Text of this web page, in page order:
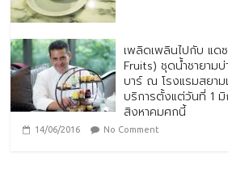
เพลิดเพลินไปกับ แ
Fruits) ชุดน้ำชายามบ่
บาร์ ณ โรงแรมสยา
บริการตั้งแต่วันที่ 1
สิงหาคมศกนี้
14/06/2016 No Comment